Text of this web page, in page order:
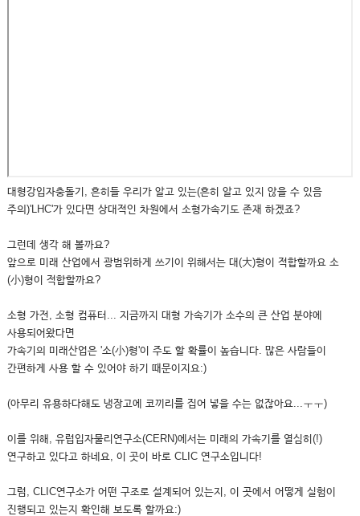
대형강입자충돌기, 흔히들 우리가 알고 있는(흔히 알고 있지 않을 수 있음
주의)'LHC'가 있다면 상대적인 차원에서 소형가속기도 존재 하겠죠?
그런데 생각 해 볼까요?
앞으로 미래 산업에서 광범위하게 쓰기이 위해서는 대(大)형이 적합할까요 소
(小)형이 적합할까요?
소형 가전, 소형 컴퓨터... 지금까지 대형 가속기가 소수의 큰 산업 분야에
사용되어왔다면
가속기의 미래산업은 '소(小)형'이 주도 할 확률이 높습니다. 많은 사람들이
간편하게 사용 할 수 있어야 하기 때문이지요:)
(아무리 유용하다해도 냉장고에 코끼리를 집어 넣을 수는 없잖아요...ㅜㅜ)
이를 위해, 유럽입자물리연구소(CERN)에서는 미래의 가속기를 열심히(!)
연구하고 있다고 하네요, 이 곳이 바로 CLIC 연구소입니다!
그럼, CLIC연구소가 어떤 구조로 설계되어 있는지, 이 곳에서 어떻게 실험이
진행되고 있는지 확인해 보도록 할까요:)